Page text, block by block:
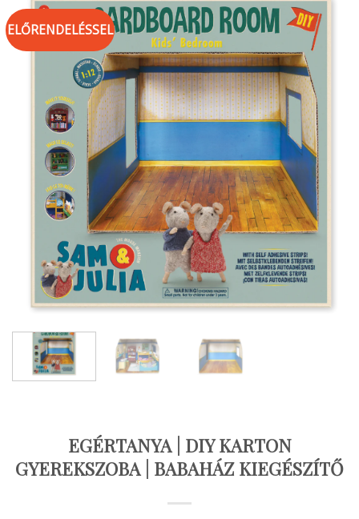
ELŐRENDELÉSSEL
EGÉRTANYA | DIY KARTON
GYEREKSZOBA | BABAHÁZ KIEGÉSZÍTŐ